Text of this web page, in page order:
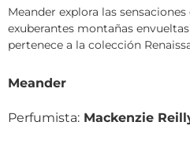
Meander explora las
exuberantes montañas
pertenece a la colección
Meander
Perfumista: Mackenzie